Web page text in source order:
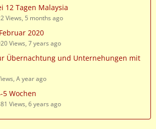
12 Tagen Malaysia
Views, 5 months ago
2020
Views, 7 years ago
Übernachtung und Unternehungen mit
A year ago
Wochen
Views, 6 years ago